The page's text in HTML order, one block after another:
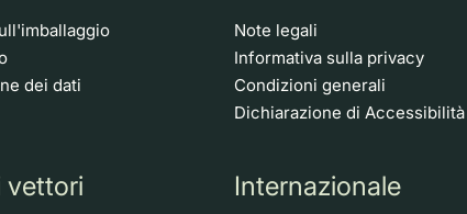
dei dati
Note legali
Informativa sulla privacy
Condizioni generali
Dichiarazione di Accessibilità
vettori Internazionale